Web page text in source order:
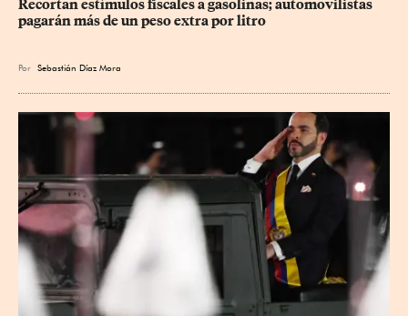
Recortan estímulos fiscales a gasolinas; automovilistas
pagarán más de un peso extra por litro
Por Sebastián Díaz Mora